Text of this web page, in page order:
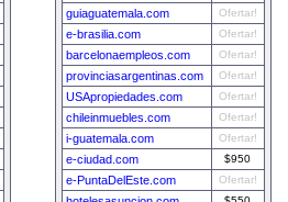
guiaguatemala.com Ofertar!
e-brasilia.com Ofertar!
barcelonaempleos.com Ofertar!
provinciasargentinas.com Ofertar!
USApropiedades.com Ofertar!
chileinmuebles.com Ofertar!
i-guatemala.com Ofertar!
e-ciudad.com $950
e-PuntaDelEste.com Ofertar!